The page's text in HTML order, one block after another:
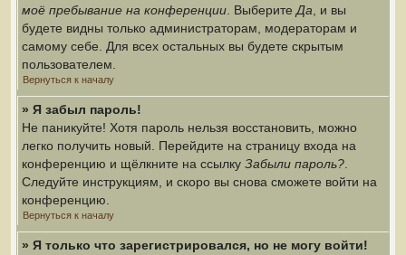
моё пребывание на конференции . Выберите Да , и вы
будете видны только администраторам, модераторам и
самому себе. Для всех остальных вы будете скрытым
пользователем.
Вернуться к началу
» Я забыл пароль!
Не паникуйте! Хотя пароль нельзя восстановить, можно
легко получить новый. Перейдите на страницу входа на
конференцию и щёлкните на ссылку Забыли пароль?
Следуйте инструкциям, и скоро вы снова сможете войти на
конференцию.
Вернуться к началу
» Я только что зарегистрировался, но не могу войти!